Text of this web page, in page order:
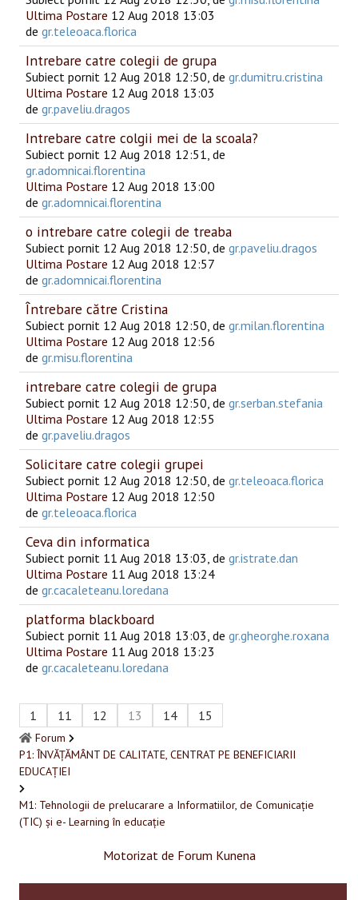
Ultima Postare 12 Aug 2018 13:03
de gr.teleoaca.florica
Intrebare catre colegii de grupa
Subiect pornit 12 Aug 2018 12:50, de gr.dumitru.cristina
Ultima Postare 12 Aug 2018 13:03
de gr.paveliu.dragos
Intrebare catre colgii mei de la scoala?
Subiect pornit 12 Aug 2018 12:51, de
gr.adomnicai.florentina
Ultima Postare 12 Aug 2018 13:00
de gr.adomnicai.florentina
o intrebare catre colegii de treaba
Subiect pornit 12 Aug 2018 12:50, de gr.paveliu.dragos
Ultima Postare 12 Aug 2018 12:57
de gr.adomnicai.florentina
Întrebare către Cristina
Subiect pornit 12 Aug 2018 12:50, de gr.milan.florentina
Ultima Postare 12 Aug 2018 12:56
de gr.misu.florentina
intrebare catre colegii de grupa
Subiect pornit 12 Aug 2018 12:50, de gr.serban.stefania
Ultima Postare 12 Aug 2018 12:55
de gr.paveliu.dragos
Solicitare catre colegii grupei
Subiect pornit 12 Aug 2018 12:50, de gr.teleoaca.florica
Ultima Postare 12 Aug 2018 12:50
de gr.teleoaca.florica
Ceva din informatica
Subiect pornit 11 Aug 2018 13:03, de gr.istrate.dan
Ultima Postare 11 Aug 2018 13:24
de gr.cacaleteanu.loredana
platforma blackboard
Subiect pornit 11 Aug 2018 13:03, de gr.gheorghe.roxana
Ultima Postare 11 Aug 2018 13:23
de gr.cacaleteanu.loredana
1 11 12 13 14 15
Forum
P1: ÎNVĂȚĂMÂNT DE CALITATE, CENTRAT PE BENEFICIARII
EDUCAȚIEI
M1: Tehnologii de prelucarare a Informatiilor, de Comunicație
(TIC) și e- Learning în educație
Motorizat de Forum Kunena